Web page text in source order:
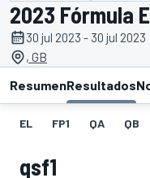
2023 Fórmula
30 jul 2023 - 30 jul 2023
, GB
ResumenResultados
EL FP1 QA QB
qsf1